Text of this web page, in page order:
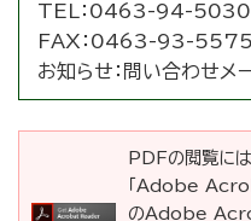
TEL： 0463-94-5030
FAX： 0463-93-5575
お知らせ： 問い合わせメ
PDFの閲覧に
「Adobe
のAdobe